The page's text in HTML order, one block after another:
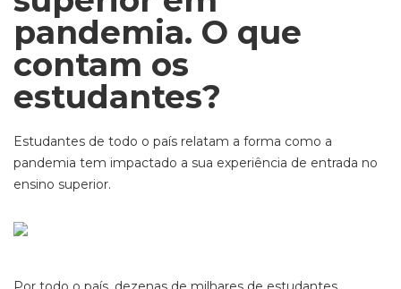
pandemia. O que
contam os
estudantes?
Estudantes de todo o país relatam a forma como a
pandemia tem impactado a sua experiência de entrada no
ensino superior.